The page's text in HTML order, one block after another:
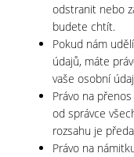
odstranit nebo
budete chtít.
Pokud nám
údajů, máte
vaše osobní
Právo na
od správce
rozsahu je
Právo na